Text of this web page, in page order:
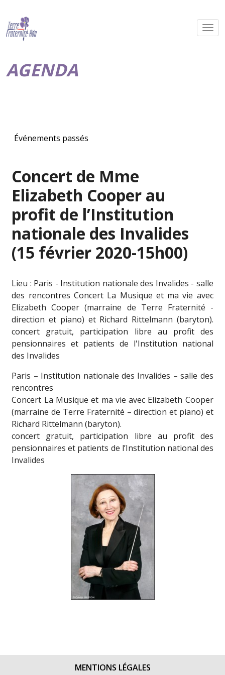
AGENDA
Événements passés
Concert de Mme
Elizabeth Cooper au
profit de l’Institution
nationale des Invalides
(15 février 2020-15h00)
Lieu : Paris - Institution nationale des Invalides - salle
des rencontres Concert La Musique et ma vie avec
Elizabeth Cooper (marraine de Terre Fraternité -
direction et piano) et Richard Rittelmann (baryton).
concert gratuit, participation libre au profit des
pensionnaires et patients de l'Institution national
des Invalides
Paris – Institution nationale des Invalides – salle des
rencontres
Concert La Musique et ma vie avec Elizabeth Cooper
(marraine de Terre Fraternité – direction et piano) et
Richard Rittelmann (baryton).
concert gratuit, participation libre au profit des
pensionnaires et patients de l’Institution national des
Invalides
MENTIONS LÉGALES